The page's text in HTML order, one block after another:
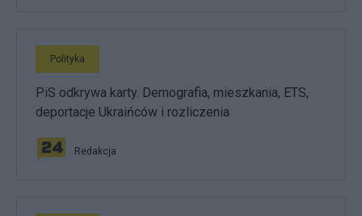
Polityka
PiS odkrywa karty. Demografia, mieszkania, ETS,
deportacje Ukraińców i rozliczenia
Redakcja